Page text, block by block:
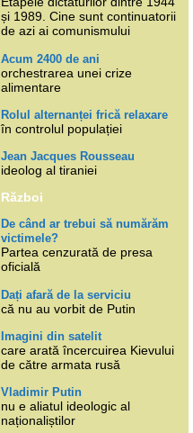
și 1989. Cine sunt continuatorii
de azi ai comunismului
Acum 2400 de ani
orchestrarea unei crize
alimentare
Rolul alternanței frică relaxare
în controlul populației
Jean Jacques Rousseau
ideolog al tiraniei
Război
De când ar trebui să numărăm
victimele?
Partea cenzurată de presa
oficială
Dați afară de la serviciu
că nu au vorbit de Putin
Imagini din satelit
care arată încercuirea Kievului
de către armata rusă
Vladimir Putin
nu e aliatul ideologic al
naționaliștilor